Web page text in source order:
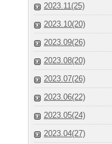
2023.11(25)
2023.10(20)
2023.09(26)
2023.08(20)
2023.07(26)
2023.06(22)
2023.05(24)
2023.04(27)